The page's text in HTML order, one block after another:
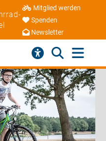
Mitglied werden
Spenden
Newsletter